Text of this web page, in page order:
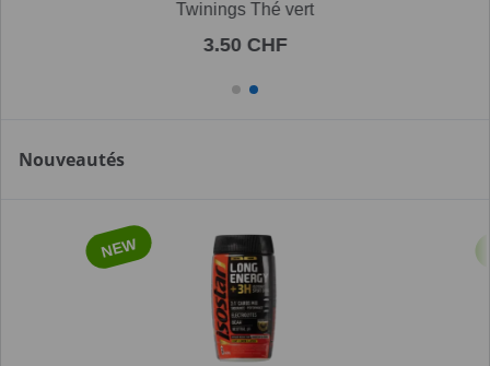
Twinings Thé vert
3.50 CHF
Nouveautés
NEW